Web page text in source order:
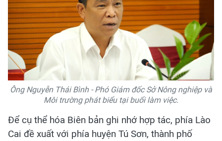
Ông Nguyễn Thái Bình - Phó Giám đốc Sở Nông nghiệp và
Môi trường phát biểu tại buổi làm việc.
Để cụ thể hóa Biên bản ghi nhớ hợp tác, phía Lào
Cai đề xuất với phía huyện Tú Sơn, thành phố